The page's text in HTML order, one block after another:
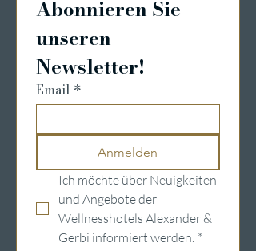
Abonnieren Sie
unseren
Newsletter!
Email *
Anmelden
Ich möchte über Neuigkeiten
und Angebote der
Wellnesshotels Alexander &
Gerbi informiert werden. *